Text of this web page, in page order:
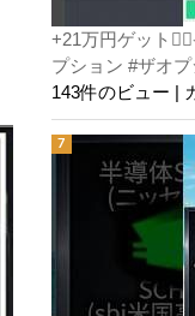
+21万円ゲット
プション #ザオ
143件のビュー